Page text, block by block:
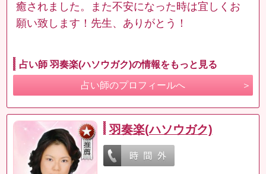
癒されました。また不安になった時は宜しくお
願い致します！先生、ありがとう！
占い師 羽奏楽(ハソウガク)の情報をもっと見る
占い師のプロフィールへ
羽奏楽(ハソウガク)